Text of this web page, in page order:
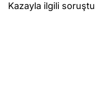
Kazayla ilgili